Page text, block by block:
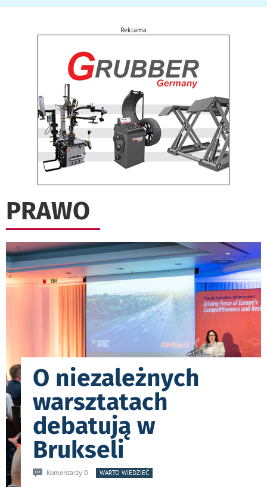
Reklama
PRAWO
O niezależnych
warsztatach
debatują w
Brukseli
Komentarzy 0 WARTO WIEDZIEĆ